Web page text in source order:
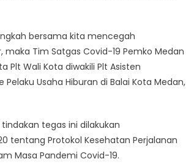
bersama kita mencegah
Tim Satgas Covid-19 Pemko Medan
Wali Kota diwakili Plt Asisten
Usaha Hiburan di Balai Kota Medan,
tegas ini dilakukan
tentang Protokol Kesehatan Perjalanan
Masa Pandemi Covid-19.